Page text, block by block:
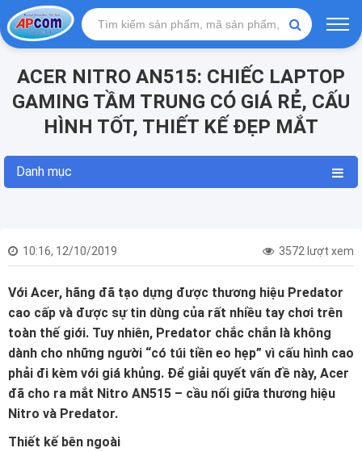
ACER NITRO AN515: CHIẾC LAPTOP
GAMING TẦM TRUNG CÓ GIÁ RẺ, CẤU
HÌNH TỐT, THIẾT KẾ ĐẸP MẮT
Danh mục
10:16, 12/10/2019 3572 lượt xem
Với Acer, hãng đã tạo dựng được thương hiệu Predator
cao cấp và được sự tin dùng của rất nhiều tay chơi trên
toàn thế giới. Tuy nhiên, Predator chắc chắn là không
dành cho những người “có túi tiền eo hẹp” vì cấu hình cao
phải đi kèm với giá khủng. Để giải quyết vấn đề này, Acer
đã cho ra mắt Nitro AN515 – cầu nối giữa thương hiệu
Nitro và Predator.
Thiết kế bên ngoài